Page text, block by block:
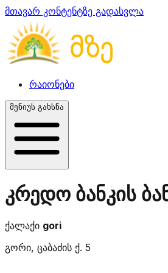
მთავარ კონტენტზე გადასვლა
რაიონები
მენიუს გახსნა
კრედო ბანკის
ქალაქი gori
გორი, ცაბაძის ქ. 5